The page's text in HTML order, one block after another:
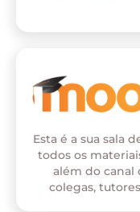
Esta é a sua sala
todos os
além do canal
colegas,